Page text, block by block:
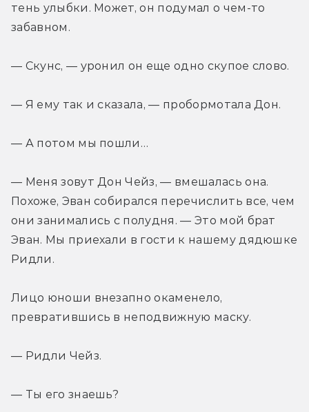
тень улыбки. Может, он подумал о чем-то
забавном.
— Скунс, — уронил он еще одно скупое слово.
— Я ему так и сказала, — пробормотала Дон.
— А потом мы пошли…
— Меня зовут Дон Чейз, — вмешалась она.
Похоже, Эван собирался перечислить все, чем
они занимались с полудня. — Это мой брат
Эван. Мы приехали в гости к нашему дядюшке
Ридли.
Лицо юноши внезапно окаменело,
превратившись в неподвижную маску.
— Ридли Чейз.
— Ты его знаешь?